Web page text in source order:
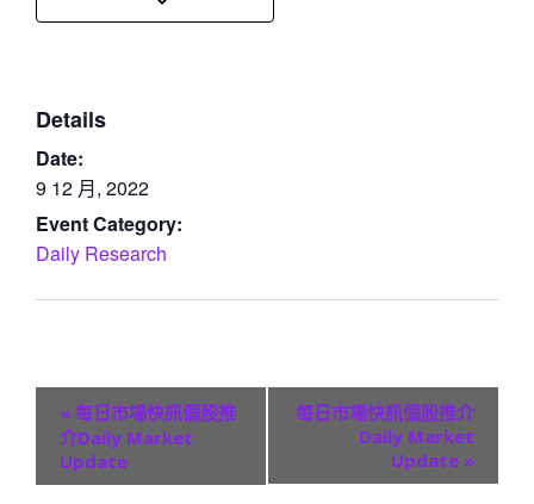
Details
Date:
9 12 月, 2022
Event Category:
Daily Research
« 每日市場快訊個股推
介Daily Market
Update
每日市場快訊個股推介
Daily Market
Update »